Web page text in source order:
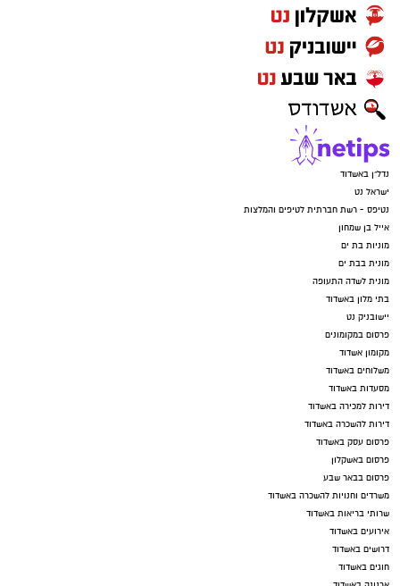
נדל"ן באשדוד
ישראל נט
נטיפס - רשת חברתית לטיפים והמלצות
אייל בן שמחון
מוניות בת ים
מונית בבת ים
מונית לשדה התעופה
בתי מלון באשדוד
יישובניק נט
פרסום במקומונים
מקומון אשדוד
משלוחים באשדוד
מסעדות באשדוד
דירות למכירה באשדוד
דירות להשכרה באשדוד
פרסום עסק באשדוד
פרסום באשקלון
פרסום בבאר שבע
משרדים וחנויות להשכרה באשדוד
שרותי בריאות באשדוד
אירועים באשדוד
דרושים באשדוד
חוגים באשדוד